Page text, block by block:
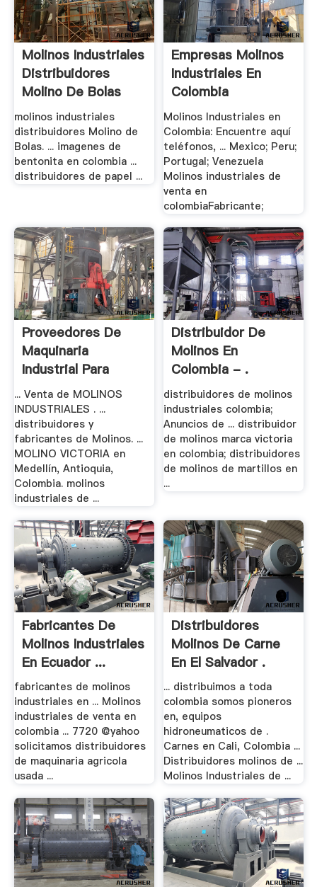
Molinos Industriales
Distribuidores
Molino De Bolas
molinos industriales
distribuidores Molino de
Bolas. ... imagenes de
bentonita en colombia ...
distribuidores de papel ...
Empresas Molinos
Industriales En
Colombia
Molinos Industriales en
Colombia: Encuentre aquí
teléfonos, ... Mexico; Peru;
Portugal; Venezuela
Molinos industriales de
venta en
colombiaFabricante;
Proveedores De
Maquinaria
Industrial Para
Molinos
... Venta de MOLINOS
INDUSTRIALES . ...
distribuidores y
fabricantes de Molinos. ...
MOLINO VICTORIA en
Medellín, Antioquia,
Colombia. molinos
industriales de ...
Distribuidor De
Molinos En
Colombia - .
distribuidores de molinos
industriales colombia;
Anuncios de ... distribuidor
de molinos marca victoria
en colombia; distribuidores
de molinos de martillos en
...
Fabricantes De
Molinos Industriales
En Ecuador ...
fabricantes de molinos
industriales en ... Molinos
industriales de venta en
colombia ... 7720 @yahoo
solicitamos distribuidores
de maquinaria agricola
usada ...
Distribuidores
Molinos De Carne
En El Salvador .
... distribuimos a toda
colombia somos pioneros
en, equipos
hidroneumaticos de .
Carnes en Cali, Colombia ...
Distribuidores molinos de ...
Molinos Industriales de ...